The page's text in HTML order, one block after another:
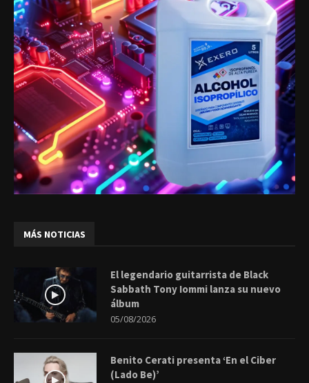
MÁS NOTICIAS
El legendario guitarrista de Black
Sabbath Tony Iommi lanza su nuevo
álbum
05/08/2026
Benito Cerati presenta ‘En el Ciber
(Lado Be)’